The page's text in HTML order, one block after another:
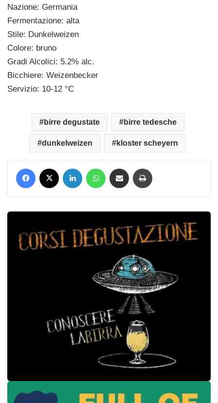
Nazione: Germania
Fermentazione: alta
Stile: Dunkelweizen
Colore: bruno
Gradi Alcolici: 5.2% alc.
Bicchiere: Weizenbecker
Servizio: 10-12 °C
birre degustate birre tedesche
dunkelweizen kloster scheyern
Facebook LinkedIn WhatsApp Condividi via mail